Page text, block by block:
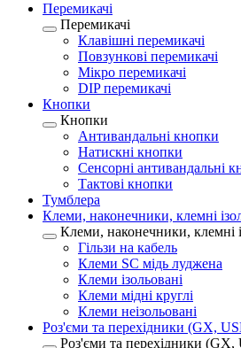
Перемикачі
Перемикачі
Клавішні перемикачі
Повзункові перемикачі
Мікро перемикачі
DIP перемикачі
Кнопки
Кнопки
Антивандальні кнопки
Натискні кнопки
Сенсорні антивандальні
Тактові кнопки
Тумблера
Клеми, наконечники, клемні
Клеми, наконечники, клемні
Гільзи на кабель
Клеми SC мідь луджена
Клеми ізольовані
Клеми мідні круглі
Клеми неізольовані
Роз'єми та перехідники (GX,
Роз'єми та перехідники